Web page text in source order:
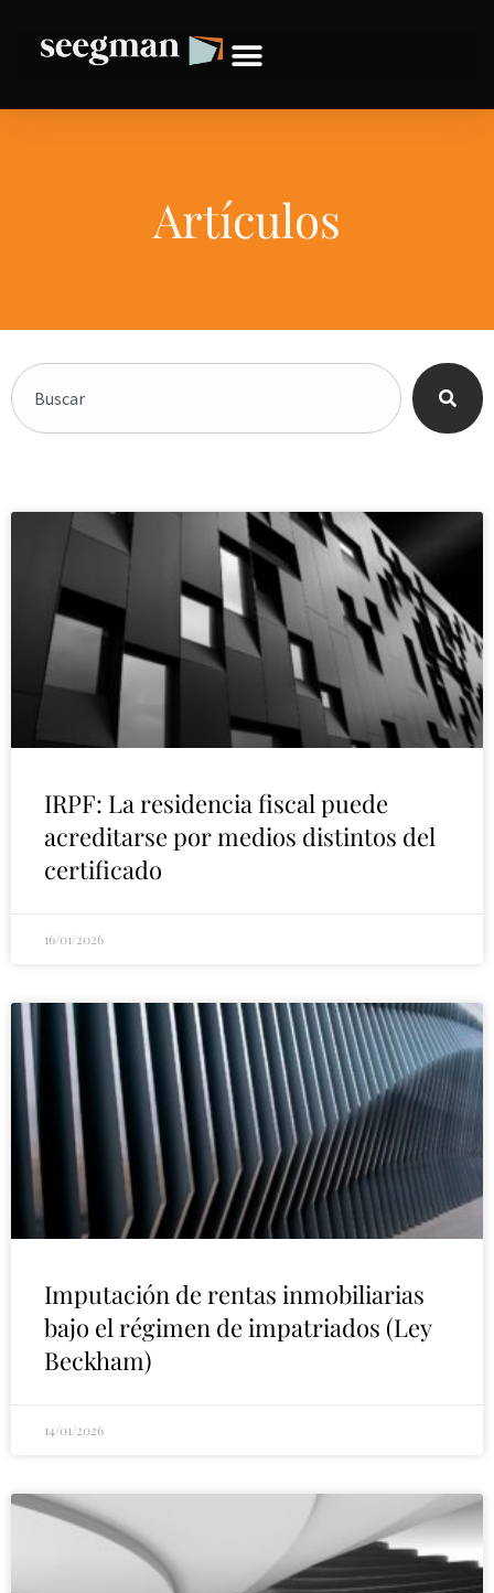
Artículos
IRPF: La residencia fiscal puede
acreditarse por medios distintos del
certificado
16/01/2026
Imputación de rentas inmobiliarias
bajo el régimen de impatriados (Ley
Beckham)
14/01/2026